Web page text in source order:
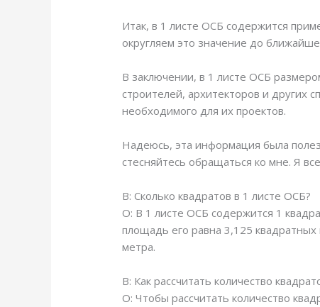
Итак, в 1 листе ОСБ содержится
округляем это значение до
В заключении, в 1 листе ОСБ
строителей, архитекторов и других
необходимого для их проектов.
Надеюсь, эта информация была
стесняйтесь обращаться ко мне. Я
В: Сколько квадратов в 1 листе ОСБ?
О: В 1 листе ОСБ содержится 1
площадь его равна 3,125
метра.
В: Как рассчитать количество
О: Чтобы рассчитать количество